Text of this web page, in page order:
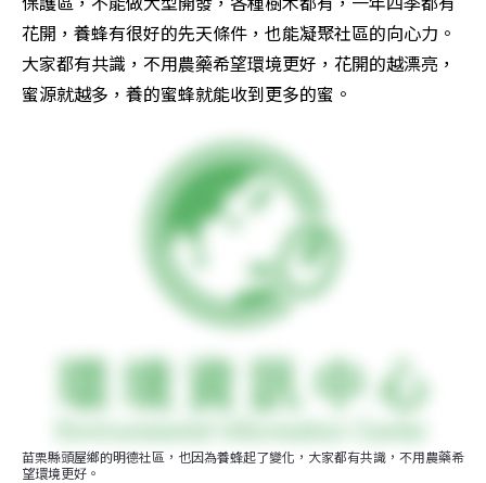
花開，養蜂有很好的先天條件，也能凝聚社區的向心力。
大家都有共識，不用農藥希望環境更好，花開的越漂亮，
蜜源就越多，養的蜜蜂就能收到更多的蜜。
苗栗縣頭屋鄉的明德社區，也因為養蜂起了變化，大家都有共識，不用農藥希
望環境更好。